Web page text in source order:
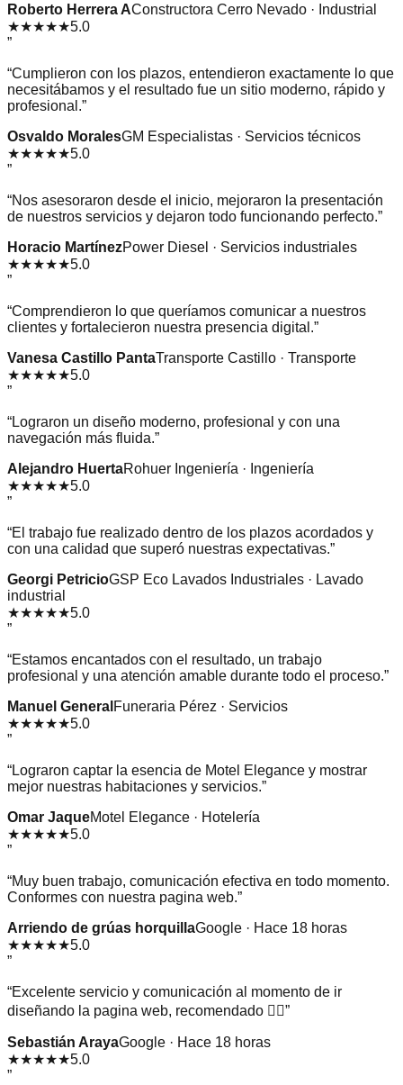
Roberto Herrera AConstructora Cerro Nevado · Industrial
★★★★★5.0
”
“Cumplieron con los plazos, entendieron exactamente lo que
necesitábamos y el resultado fue un sitio moderno, rápido y
profesional.”
Osvaldo MoralesGM Especialistas · Servicios técnicos
★★★★★5.0
”
“Nos asesoraron desde el inicio, mejoraron la presentación
de nuestros servicios y dejaron todo funcionando perfecto.”
Horacio MartínezPower Diesel · Servicios industriales
★★★★★5.0
”
“Comprendieron lo que queríamos comunicar a nuestros
clientes y fortalecieron nuestra presencia digital.”
Vanesa Castillo PantaTransporte Castillo · Transporte
★★★★★5.0
”
“Lograron un diseño moderno, profesional y con una
navegación más fluida.”
Alejandro HuertaRohuer Ingeniería · Ingeniería
★★★★★5.0
”
“El trabajo fue realizado dentro de los plazos acordados y
con una calidad que superó nuestras expectativas.”
Georgi PetricioGSP Eco Lavados Industriales · Lavado
industrial
★★★★★5.0
”
“Estamos encantados con el resultado, un trabajo
profesional y una atención amable durante todo el proceso.”
Manuel General Funeraria Pérez · Servicios
★★★★★5.0
”
“Lograron captar la esencia de Motel Elegance y mostrar
mejor nuestras habitaciones y servicios.”
Omar JaqueMotel Elegance · Hotelería
★★★★★5.0
”
“Muy buen trabajo, comunicación efectiva en todo momento.
Conformes con nuestra pagina web.”
Arriendo de grúas horquillaGoogle · Hace 18 horas
★★★★★5.0
”
“Excelente servicio y comunicación al momento de ir
diseñando la pagina web, recomendado 👌🏻”
Sebastián ArayaGoogle · Hace 18 horas
★★★★★5.0
”